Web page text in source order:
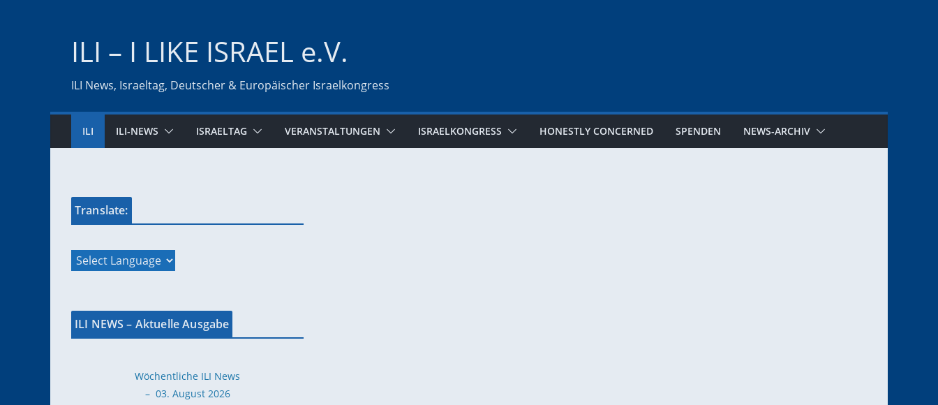
ILI – I LIKE ISRAEL e.V.
ILI News, Israeltag, Deutscher & Europäischer Israelkongress
ILI ILI-NEWS ISRAELTAG VERANSTALTUNGEN ISRAELKONGRESS HONESTLY CONCERNED SPENDEN NEWS-ARCHIV
Translate:
ILI NEWS – Aktuelle Ausgabe
Wöchentliche ILI News
– 03. August 2026